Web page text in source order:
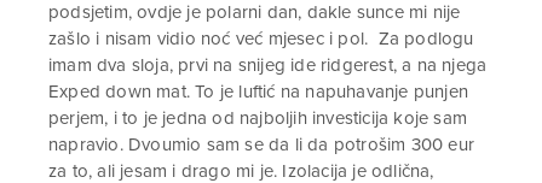
podsjetim, ovdje je polarni dan, dakle sunce mi nije
zašlo i nisam vidio noć već mjesec i pol. Za podlogu
imam dva sloja, prvi na snijeg ide ridgerest, a na njega
Exped down mat. To je luftić na napuhavanje punjen
perjem, i to je jedna od najboljih investicija koje sam
napravio. Dvoumio sam se da li da potrošim 300 eur
za to, ali jesam i drago mi je. Izolacija je odlična,